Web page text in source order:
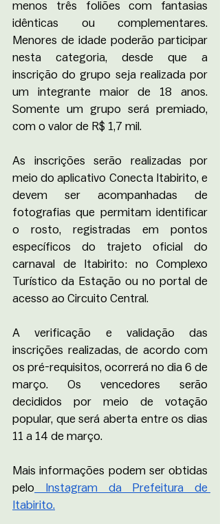
menos três foliões com fantasias
idênticas ou complementares.
Menores de idade poderão participar
nesta categoria, desde que a
inscrição do grupo seja realizada por
um integrante maior de 18 anos.
Somente um grupo será premiado,
com o valor de R$ 1,7 mil.
As inscrições serão realizadas por
meio do aplicativo Conecta Itabirito, e
devem ser acompanhadas de
fotografias que permitam identificar
o rosto, registradas em pontos
específicos do trajeto oficial do
carnaval de Itabirito: no Complexo
Turístico da Estação ou no portal de
acesso ao Circuito Central.
A verificação e validação das
inscrições realizadas, de acordo com
os pré-requisitos, ocorrerá no dia 6 de
março. Os vencedores serão
decididos por meio de votação
popular, que será aberta entre os dias
11 a 14 de março.
Mais informações podem ser obtidas
pelo Instagram da Prefeitura de
Itabirito.